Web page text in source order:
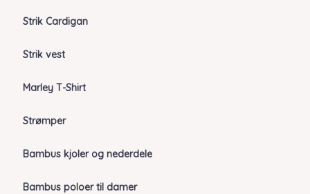
Strik Cardigan
Strik vest
Marley T-Shirt
Strømper
Bambus kjoler og nederdele
Bambus poloer til damer